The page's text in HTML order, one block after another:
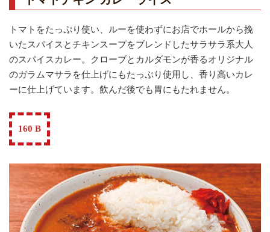
トマトをたっぷり使い、ルーを使わずにお店でホールから挽
いたスパイスとチキンスープをブレンドしたサラサラ系大人
のスパイスカレー。クローブとカルダモンが香るオリジナル
のガラムマサラを仕上げにもたっぷり使用し、香り高いカレ
ーに仕上げています。飲んだ後でも胃にもたれません。
160 B